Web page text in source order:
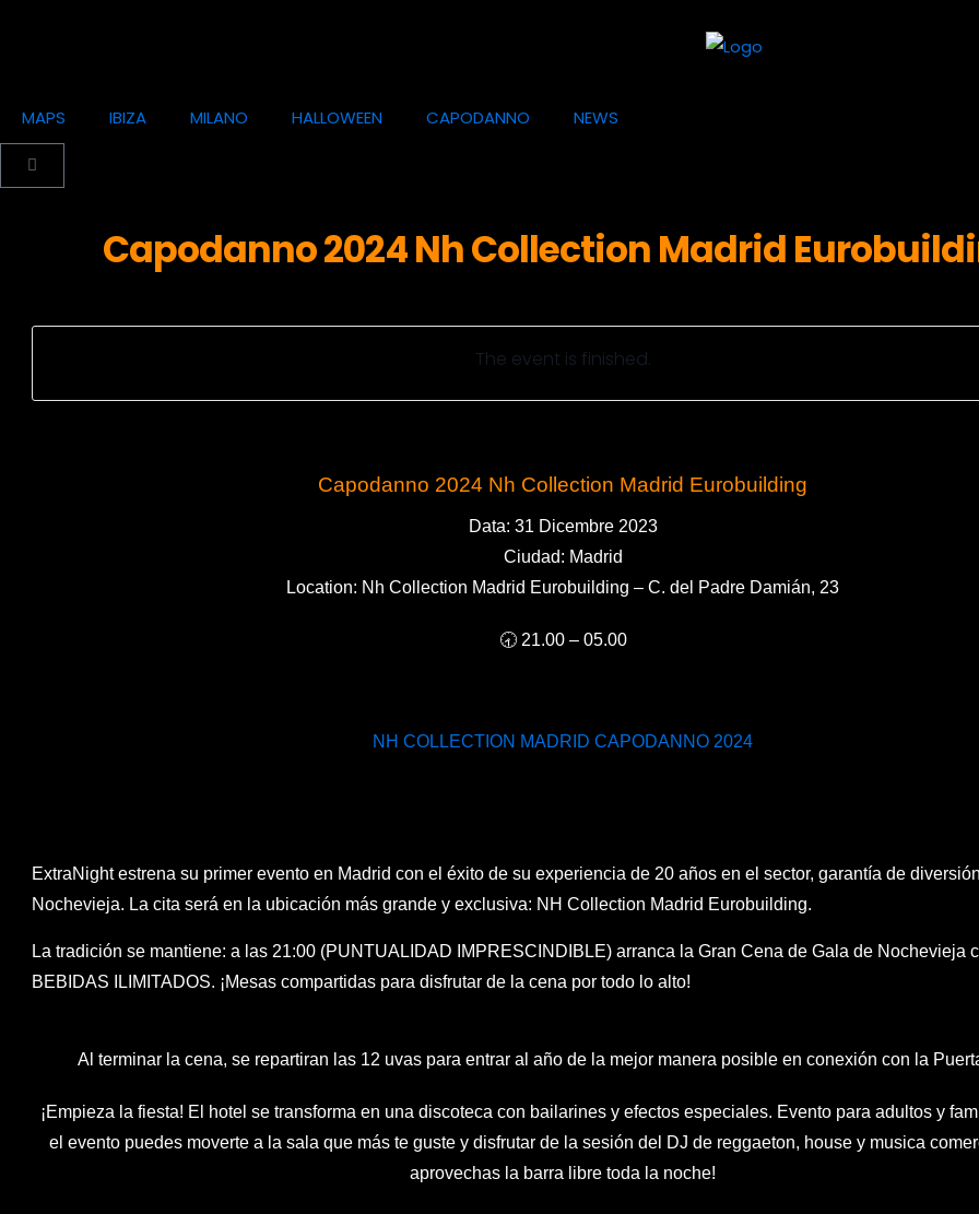
MAPS IBIZA MILANO HALLOWEEN CAPODANNO NEWS
Capodanno 2024 Nh Collection Madrid
The event is finished.
Capodanno 2024 Nh Collection Madrid Eurobuilding
Data: 31 Dicembre 2023
Ciudad: Madrid
Location: Nh Collection Madrid Eurobuilding – C. del Padre Damián, 23
🕣 21.00 – 05.00
NH COLLECTION MADRID CAPODANNO 2024
ExtraNight estrena su primer evento en Madrid con el éxito de su experiencia de 20 años en el sector, garantía de
Nochevieja. La cita será en la ubicación más grande y exclusiva: NH Collection Madrid Eurobuilding.
La tradición se mantiene: a las 21:00 (PUNTUALIDAD IMPRESCINDIBLE) arranca la Gran Cena de Gala de Nochevieja
BEBIDAS ILIMITADOS. ¡Mesas compartidas para disfrutar de la cena por todo lo alto!
Al terminar la cena, se repartiran las 12 uvas para entrar al año de la mejor manera posible en conexión con la
¡Empieza la fiesta! El hotel se transforma en una discoteca con bailarines y efectos especiales. Evento para adultos y
el evento puedes moverte a la sala que más te guste y disfrutar de la sesión del DJ de reggaeton, house y musica
aprovechas la barra libre toda la noche!